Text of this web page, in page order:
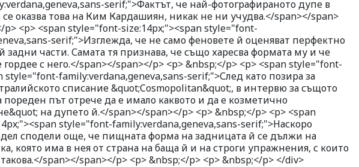
serif;">Фактът, че най-фотографираното дупе в
оказва това на Ким Кардашиян, никак не ни учудва.</span></span>
p> <p> <span style="font-size:14px;"><span style="font-
serif;">Изглежда, че не само феновете й оценяват перфектно
части. Самата тя признава, че също харесва формата му и че
с него.</span></span></p> <p> &nbsp;</p> <p> <span style="font-
style="font-family:verdana,geneva,sans-serif;">След като позира за
списание &quot;Cosmopolitan&quot;, в интервю за същото
път отрече да е имало каквото и да е козметично
на дупето й.</span></span></p> <p> &nbsp;</p> <p> <span
style="font-family:verdana,geneva,sans-serif;">Наскоро
сподели още, че пищната форма на задницата й се дължи на
която има в нея от страна на баща й и на строги упражнения, с които
span></span></p> <p> &nbsp;</p> <p> &nbsp;</p> </div>